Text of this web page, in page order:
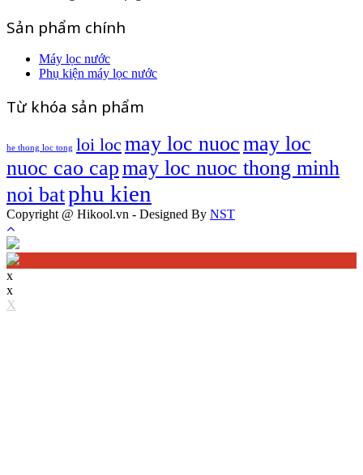
Sản phẩm chính
Máy lọc nước
Phụ kiện máy lọc nước
Từ khóa sản phẩm
he thong loc tong loi loc may loc nuocmay loc
nuoc cao capmay loc nuoc thong minh
noi batphu kien
Copyright @ Hikool.vn - Designed By NST
x
x
X